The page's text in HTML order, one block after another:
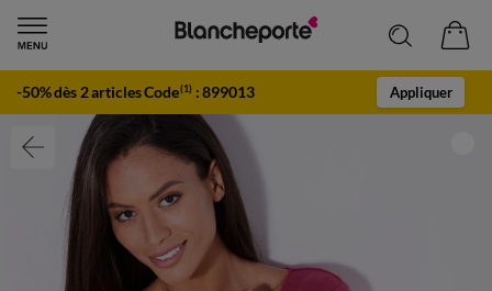
-50% dès 2 articles Code(1) :899013 Appliquer